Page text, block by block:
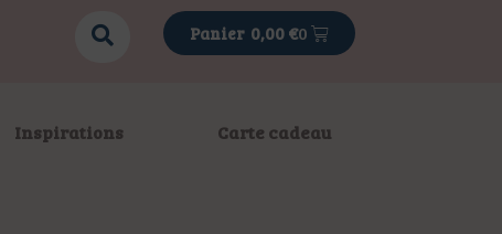
0,00 €0
Inspirations Carte cadeau